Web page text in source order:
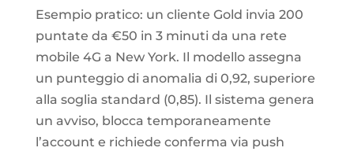
Esempio pratico: un cliente Gold invia 200
puntate da €50 in 3 minuti da una rete
mobile 4G a New York. Il modello assegna
un punteggio di anomalia di 0,92, superiore
alla soglia standard (0,85). Il sistema genera
un avviso, blocca temporaneamente
l’account e richiede conferma via push